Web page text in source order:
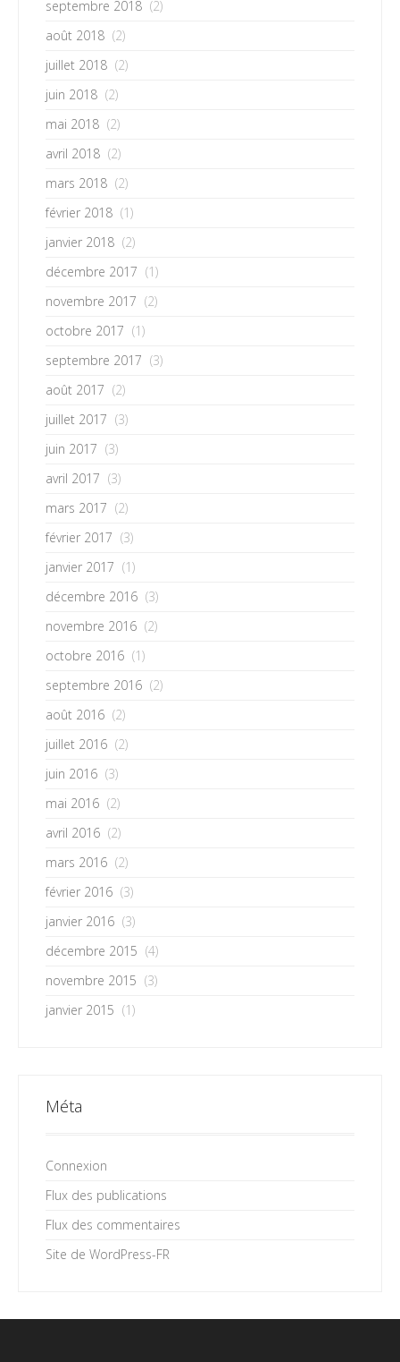
septembre 2018 (2)
août 2018 (2)
juillet 2018 (2)
juin 2018 (2)
mai 2018 (2)
avril 2018 (2)
mars 2018 (2)
février 2018 (1)
janvier 2018 (2)
décembre 2017 (1)
novembre 2017 (2)
octobre 2017 (1)
septembre 2017 (3)
août 2017 (2)
juillet 2017 (3)
juin 2017 (3)
avril 2017 (3)
mars 2017 (2)
février 2017 (3)
janvier 2017 (1)
décembre 2016 (3)
novembre 2016 (2)
octobre 2016 (1)
septembre 2016 (2)
août 2016 (2)
juillet 2016 (2)
juin 2016 (3)
mai 2016 (2)
avril 2016 (2)
mars 2016 (2)
février 2016 (3)
janvier 2016 (3)
décembre 2015 (4)
novembre 2015 (3)
janvier 2015 (1)
Méta
Connexion
Flux des publications
Flux des commentaires
Site de WordPress-FR